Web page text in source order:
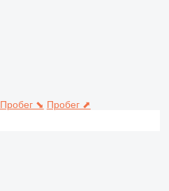
Пробег ⬊ Пробег ⬈